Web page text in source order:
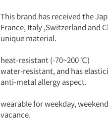
This brand has received the
France, Italy ,Switzerland and
unique material.
heat-resistant (-70~200 ℃)
water-resistant, and has
anti-metal allergy aspect.
wearable for weekday,
vacance.